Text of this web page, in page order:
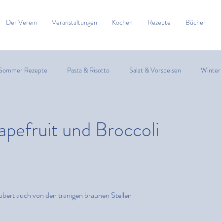
Der Verein Veranstaltungen Kochen Rezepte Bücher
Rezepte Pasta & Risotto Salat & Vorspeisen
und Broccoli
auch von den tranigen braunen Stellen